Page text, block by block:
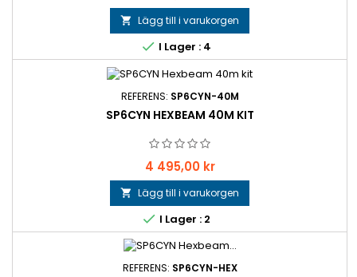
 Lägg till i varukorgen
 I Lager : 4
REFERENS: SP6CYN-40M
SP6CYN HEXBEAM 40M KIT
Pris
4 495,00 kr
 Lägg till i varukorgen
 I Lager : 2
REFERENS: SP6CYN-HEX